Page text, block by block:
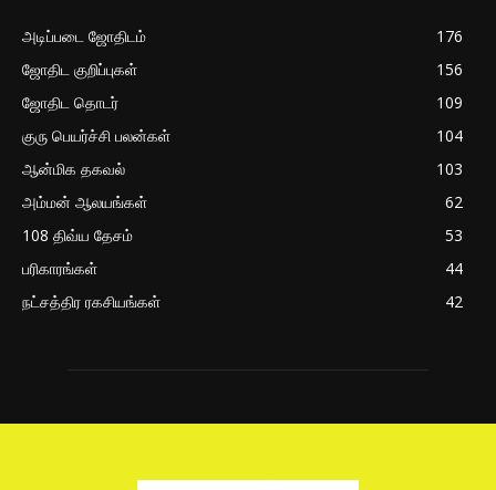
அடிப்படை ஜோதிடம்
176
ஜோதிட குறிப்புகள்
156
ஜோதிட தொடர்
109
குரு பெயர்ச்சி பலன்கள்
104
ஆன்மிக தகவல்
103
அம்மன் ஆலயங்கள்
62
108 திவ்ய தேசம்
53
பரிகாரங்கள்
44
நட்சத்திர ரகசியங்கள்
42